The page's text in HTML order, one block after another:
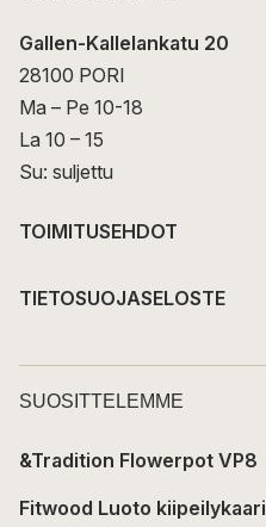
Gallen-Kallelankatu 20
28100 PORI
Ma – Pe 10-18
La 10 – 15
Su: suljettu
TOIMITUSEHDOT
TIETOSUOJASELOSTE
SUOSITTELEMME
&Tradition Flowerpot VP8
Fitwood Luoto kiipeilykaari